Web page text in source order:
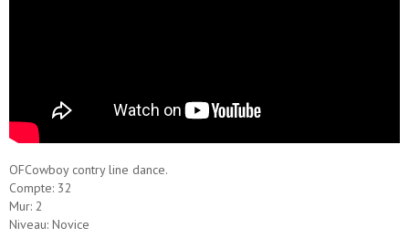
OFCowboy contry line dance.
Compte: 32
Mur: 2
Niveau: Novice